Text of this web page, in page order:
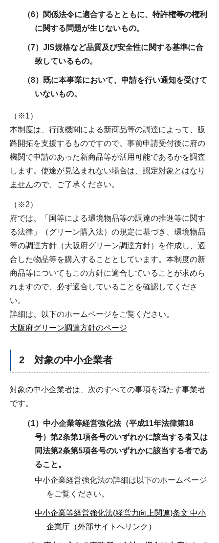
（6）関係法令に適合するとともに、特許権等の権利
に関する問題が生じないもの。
（7）JIS規格など品質及び安全性に関する基準に合
致しているもの。
（8）既に本事業において、申請を行い通知を受けて
いないもの。
（※1）
本制度は、行政機関による新商品等の調達によって、販
路開拓を支援するものですので、事前申請受付後に府の
機関で申請のあった新商品等が活用可能であるかを調査
します。 使途が見込まれない場合は、認定対象とはなり
ませんので、ご了承ください。
（※2）
府では、「国等による環境物品等の調達の推進等に関す
る法律」（グリーン購入法）の規定に基づき、環境物品
等の調達方針（大阪府グリーン調達方針）を作成し、適
合した物品等を購入することとしています。本制度の新
商品等についてもこの方針に適合していることが求めら
れますので、必ず適合していることを確認してくださ
い。
詳細は、以下のホームページをご覧ください。
大阪府グリーン調達方針のページ
2 対象の中小企業者
対象の中小企業者は、次のすべての事項を満たす事業者
です。
（1）中小企業等経営強化法（平成11年法律第18
号）第2条第1項各号のいずれかに該当する者又は
同法第2条第5項各号のいずれかに該当する者であ
ること。
中小企業経営強化法の詳細は以下のホームページ
をご覧ください。
中小企業等経営強化法(経営力向上関連)条文 中小
企業庁（外部サイトへリンク）